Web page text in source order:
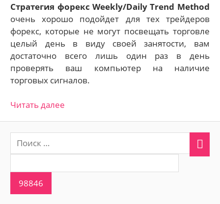
Стратегия форекс Weekly/Daily Trend Method
очень хорошо подойдет для тех трейдеров
форекс, которые не могут посвещать торговле
целый день в виду своей занятости, вам
достаточно всего лишь один раз в день
проверять ваш компьютер на наличие
торговых сигналов.
Читать далее